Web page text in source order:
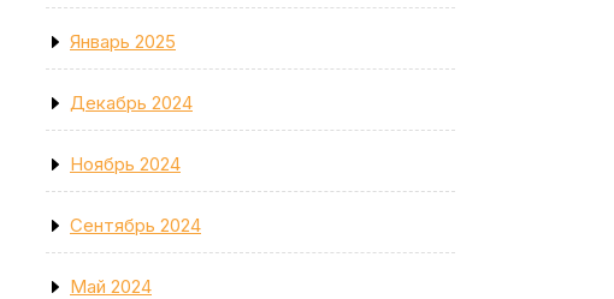
Январь 2025
Декабрь 2024
Ноябрь 2024
Сентябрь 2024
Май 2024